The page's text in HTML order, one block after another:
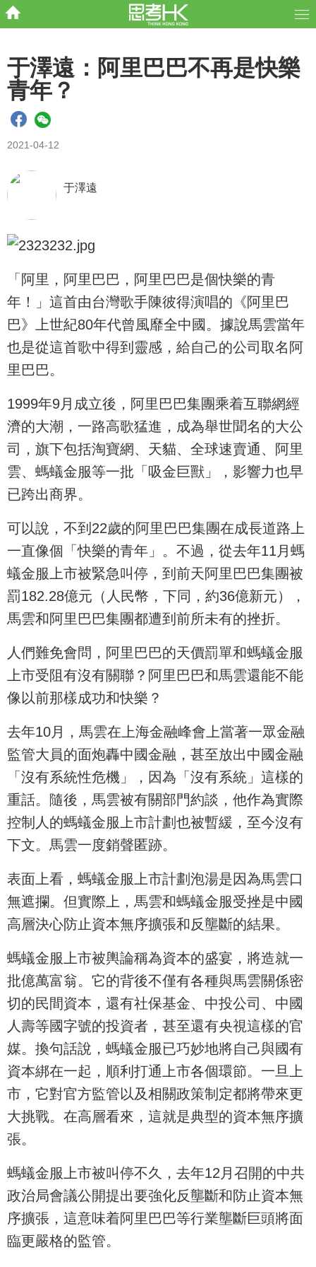
于澤遠：阿里巴巴不再是快樂
青年？
2021-04-12
于澤遠
「阿里，阿里巴巴，阿里巴巴是個快樂的青
年！」這首由台灣歌手陳彼得演唱的《阿里巴
巴》上世紀80年代曾風靡全中國。據說馬雲當年
也是從這首歌中得到靈感，給自己的公司取名阿
里巴巴。
1999年9月成立後，阿里巴巴集團乘着互聯網經
濟的大潮，一路高歌猛進，成為舉世聞名的大公
司，旗下包括淘寶網、天貓、全球速賣通、阿里
雲、螞蟻金服等一批「吸金巨獸」，影響力也早
已跨出商界。
可以說，不到22歲的阿里巴巴集團在成長道路上
一直像個「快樂的青年」。不過，從去年11月螞
蟻金服上市被緊急叫停，到前天阿里巴巴集團被
罰182.28億元（人民幣，下同，約36億新元），
馬雲和阿里巴巴集團都遭到前所未有的挫折。
人們難免會問，阿里巴巴的天價罰單和螞蟻金服
上市受阻有沒有關聯？阿里巴巴和馬雲還能不能
像以前那樣成功和快樂？
去年10月，馬雲在上海金融峰會上當著一眾金融
監管大員的面炮轟中國金融，甚至放出中國金融
「沒有系統性危機」，因為「沒有系統」這樣的
重話。隨後，馬雲被有關部門約談，他作為實際
控制人的螞蟻金服上市計劃也被暫緩，至今沒有
下文。馬雲一度銷聲匿跡。
表面上看，螞蟻金服上市計劃泡湯是因為馬雲口
無遮攔。但實際上，馬雲和螞蟻金服受挫是中國
高層決心防止資本無序擴張和反壟斷的結果。
螞蟻金服上市被輿論稱為資本的盛宴，將造就一
批億萬富翁。它的背後不僅有各種與馬雲關係密
切的民間資本，還有社保基金、中投公司、中國
人壽等國字號的投資者，甚至還有央視這樣的官
媒。換句話說，螞蟻金服已巧妙地將自己與國有
資本綁在一起，順利打通上市各個環節。一旦上
市，它對官方監管以及相關政策制定都將帶來更
大挑戰。在高層看來，這就是典型的資本無序擴
張。
螞蟻金服上市被叫停不久，去年12月召開的中共
政治局會議公開提出要強化反壟斷和防止資本無
序擴張，這意味着阿里巴巴等行業壟斷巨頭將面
臨更嚴格的監管。